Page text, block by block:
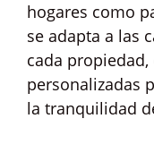
hogares como
se adapta a las
cada
personalizadas
la tranquilidad